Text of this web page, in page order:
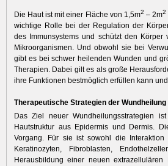
Die Haut ist mit einer Fläche von 1,5m2 – 2m2
wichtige Rolle bei der Regulation der
des Immunsystems und schützt den
Mikroorganismen. Und obwohl sie bei
gibt es bei schwer heilenden Wunden und
Therapien. Dabei gilt es als große
ihre Funktionen bestmöglich erfüllen kann
Therapeutische Strategien der Wundheilung
Das Ziel neuer Wundheilungsstrategien
Hautstruktur aus Epidermis und Dermis.
Vorgang. Für sie ist sowohl die
Keratinozyten, Fibroblasten,
Herausbildung einer neuen